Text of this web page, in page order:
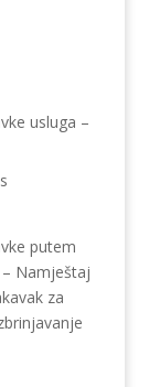
usluga –
putem
Namještaj
za